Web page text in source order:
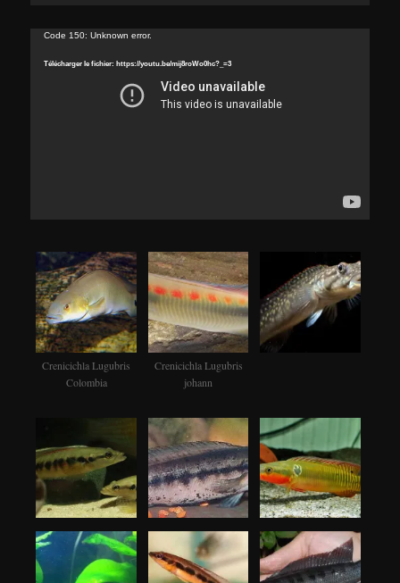
Lecteur
Code 150: Unknown error.
Télécharger le fichier: https://youtu.be/mij8roWo0hc?_=3
Crenicichla Lugubris
Colombia
Crenicichla Lugubris
johann